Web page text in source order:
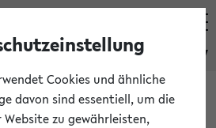
eKVV
eKVV
Cookies und ähnliche
davon sind essentiell, um die
zu gewährleisten,